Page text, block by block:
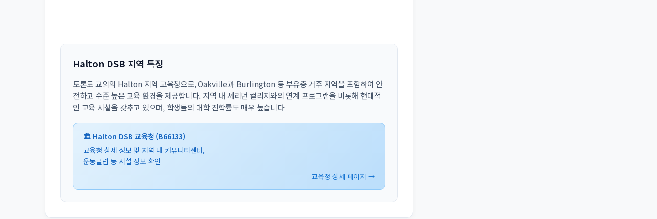
Halton DSB 지역 특징
토론토 교외의 Halton 지역 교육청으로, Oakville과 Burlington 등 부유층 거주 지역을 포함하여 안
전하고 수준 높은 교육 환경을 제공합니다. 지역 내 셰리던 컬리지와의 연계 프로그램을 비롯해 현대적
인 교육 시설을 갖추고 있으며, 학생들의 대학 진학률도 매우 높습니다.
🏛️ Halton DSB 교육청 (B66133)
교육청 상세 정보 및 지역 내 커뮤니티센터,
운동클럽 등 시설 정보 확인
교육청 상세 페이지 →